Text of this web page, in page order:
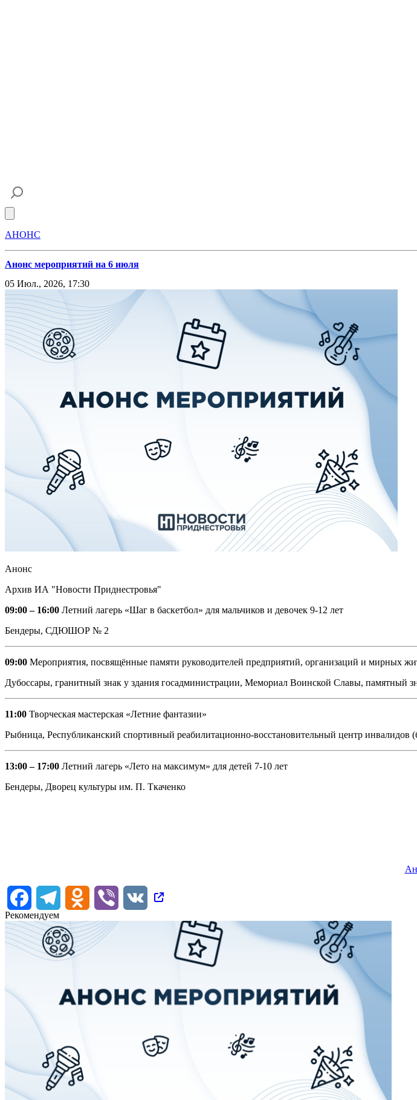
АНОНС
Анонс мероприятий на 6 июля
05 Июл., 2026, 17:30
Анонс
Архив ИА "Новости Приднестровья"
09:00 – 16:00 Летний лагерь «Шаг в баскетбол» для мальчиков и девочек 9-12 лет
Бендеры, СДЮШОР № 2
09:00 Мероприятия, посвящённые памяти руководителей предприятий, организаций и мирных
Дубоссары, гранитный знак у здания госадминистрации, Мемориал Воинской Славы, памятный
11:00 Творческая мастерская «Летние фантазии»
Рыбница, Республиканский спортивный реабилитационно-восстановительный центр инвалидов
13:00 – 17:00 Летний лагерь «Лето на максимум» для детей 7-10 лет
Бендеры, Дворец культуры им. П. Ткаченко
FacebookTelegram Odnoklassniki
Viber
VK
Рекомендуем